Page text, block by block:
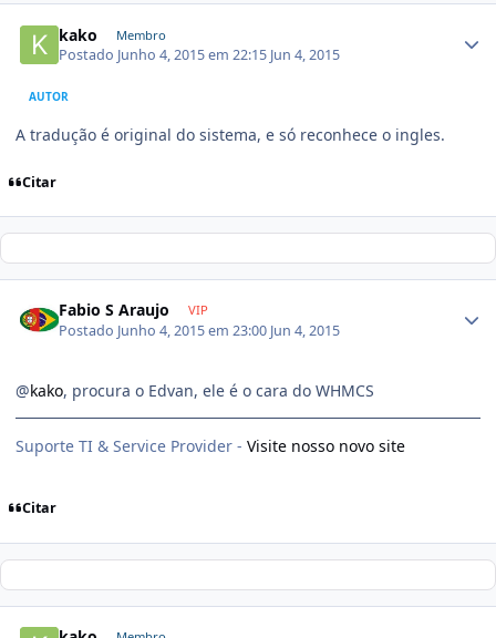
kako Membro
Postado Junho 4, 2015 em 22:15 Jun 4, 2015
AUTOR
A tradução é original do sistema, e só reconhece o ingles.
Citar
Fabio S Araujo VIP
Postado Junho 4, 2015 em 23:00 Jun 4, 2015
@kako, procura o Edvan, ele é o cara do WHMCS
Suporte TI & Service Provider - Visite nosso novo site
Citar